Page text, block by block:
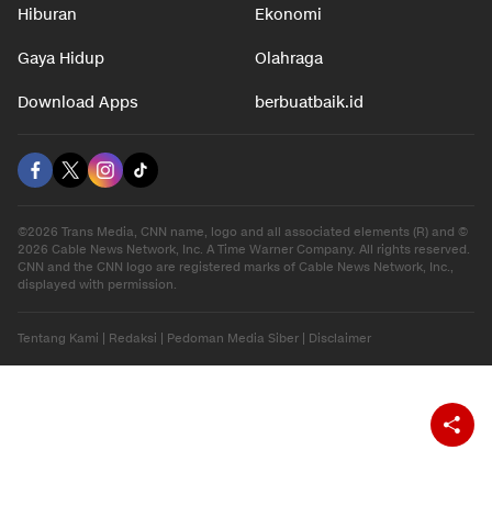
Hiburan Ekonomi
Gaya Hidup Olahraga
Download Apps berbuatbaik.id
©2026 Trans Media, CNN name, logo and all associated elements (R) and ©
2026 Cable News Network, Inc. A Time Warner Company. All rights reserved.
CNN and the CNN logo are registered marks of Cable News Network, Inc.,
displayed with permission.
Tentang Kami Redaksi Pedoman Media Siber Disclaimer